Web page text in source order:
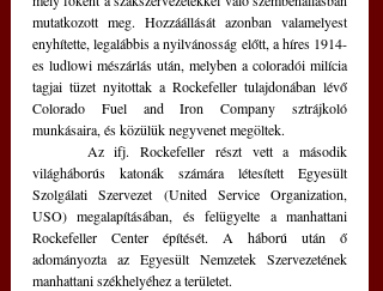
mutatkozott meg. Hozzáállását azonban valamelyest
enyhítette, legalábbis a nyilvánosság előtt, a híres 1914-
es ludlowi mészárlás után, melyben a coloradói milícia
tagjai tüzet nyitottak a Rockefeller tulajdonában lévő
Colorado Fuel and Iron Company sztrájkoló
munkásaira, és közülük negyvenet megöltek.
világháborús katonák számára létesített Egyesült
Szolgálati Szervezet (United Service Organization,
USO) megalapításában, és felügyelte a manhattani
Rockefeller Center építését. A háború után ő
adományozta az Egyesült Nemzetek Szervezetének
manhattani székhelyéhez a területet.